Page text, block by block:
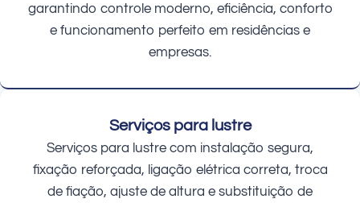
garantindo controle moderno, eficiência, conforto
e funcionamento perfeito em residências e
empresas.
Serviços para lustre
Serviços para lustre com instalação segura,
fixação reforçada, ligação elétrica correta, troca
de fiação, ajuste de altura e substituição de